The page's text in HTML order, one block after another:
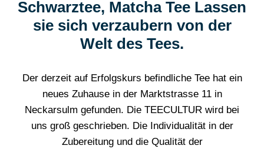
Schwarztee, Matcha Tee Lassen
sie sich verzaubern von der
Welt des Tees.
Der derzeit auf Erfolgskurs befindliche Tee hat ein
neues Zuhause in der Marktstrasse 11 in
Neckarsulm gefunden. Die TEECULTUR wird bei
uns groß geschrieben. Die Individualität in der
Zubereitung und die Qualität der